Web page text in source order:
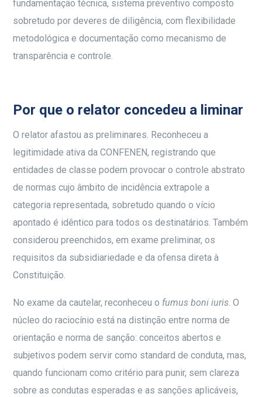
fundamentação técnica, sistema preventivo composto
sobretudo por deveres de diligência, com flexibilidade
metodológica e documentação como mecanismo de
transparência e controle.
Por que o relator concedeu a liminar
O relator afastou as preliminares. Reconheceu a
legitimidade ativa da CONFENEN, registrando que
entidades de classe podem provocar o controle abstrato
de normas cujo âmbito de incidência extrapole a
categoria representada, sobretudo quando o vício
apontado é idêntico para todos os destinatários. Também
considerou preenchidos, em exame preliminar, os
requisitos da subsidiariedade e da ofensa direta à
Constituição.
No exame da cautelar, reconheceu o fumus boni iuris. O
núcleo do raciocínio está na distinção entre norma de
orientação e norma de sanção: conceitos abertos e
subjetivos podem servir como standard de conduta, mas,
quando funcionam como critério para punir, sem clareza
sobre as condutas esperadas e as sanções aplicáveis,